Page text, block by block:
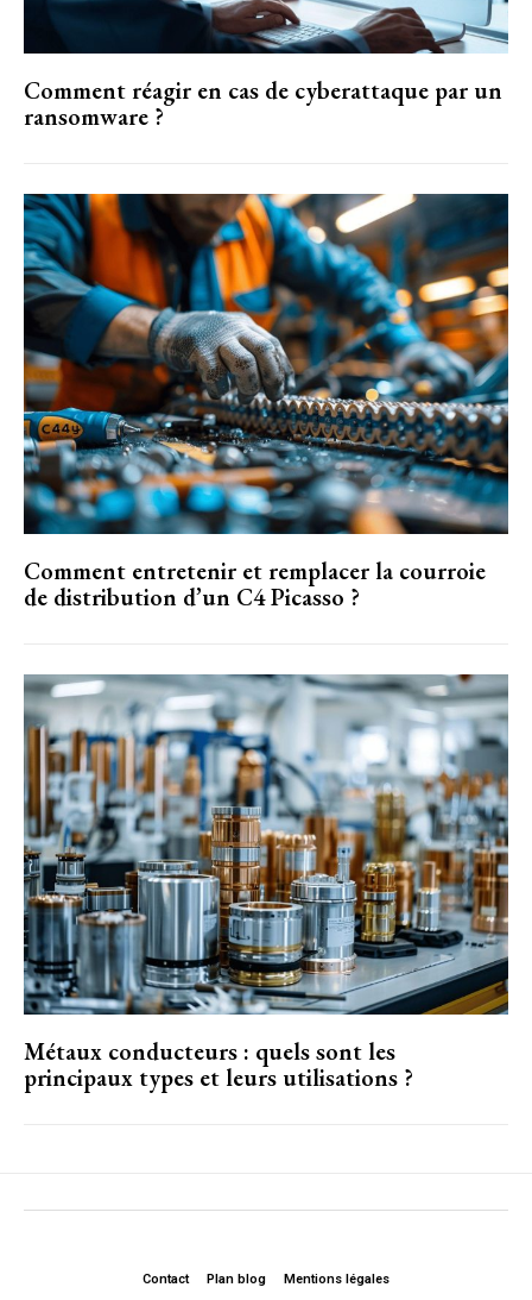
Comment réagir en cas de cyberattaque par un
ransomware ?
Comment entretenir et remplacer la courroie
de distribution d’un C4 Picasso ?
Métaux conducteurs : quels sont les
principaux types et leurs utilisations ?
Contact Plan blog Mentions légales